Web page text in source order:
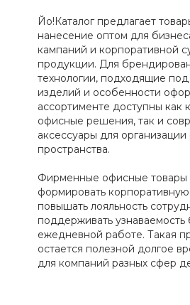
Йо!Каталог предлагает
нанесение оптом для
кампаний и корпоративной
продукции. Для
технологии, подходящие
изделий и особенности
ассортименте доступны как
офисные решения, так и
аксессуары для организации
пространства.
Фирменные офисные товары
формировать корпоративную
повышать лояльность
поддерживать узнаваемость
ежедневной работе. Такая
остается полезной долгое
для компаний разных сфер